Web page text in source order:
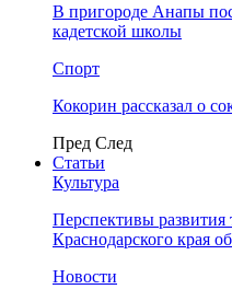
В пригороде Анапы
кадетской школы
Спорт
Кокорин рассказал о
Пред След
Статьи
Культура
Перспективы развития
Краснодарского края
Новости